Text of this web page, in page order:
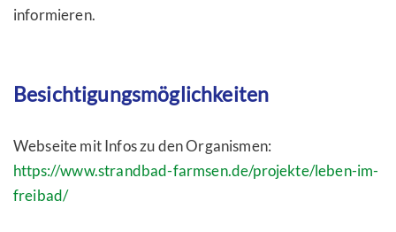
informieren.
Besichtigungsmöglichkeiten
Webseite mit Infos zu den Organismen:
https://www.strandbad-farmsen.de/projekte/leben-im-
freibad/